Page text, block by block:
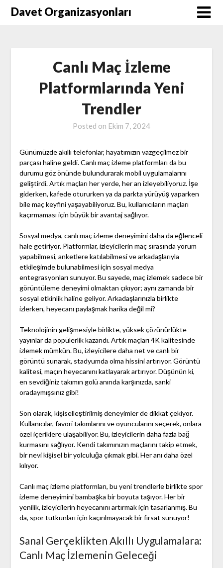
SkipDavet Organizasyonları
Canlı Maç İzleme
Platformlarında Yeni
Trendler
Posted on Ekim 7, 2024
Günümüzde akıllı telefonlar, hayatımızın vazgeçilmez bir
parçası haline geldi. Canlı maç izleme platformları da bu
durumu göz önünde bulundurarak mobil uygulamalarını
geliştirdi. Artık maçları her yerde, her an izleyebiliyoruz. İşe
giderken, kafede otururken ya da parkta yürüyüş yaparken
bile maç keyfini yaşayabiliyoruz. Bu, kullanıcıların maçları
kaçırmaması için büyük bir avantaj sağlıyor.
Sosyal medya, canlı maç izleme deneyimini daha da eğlenceli
hale getiriyor. Platformlar, izleyicilerin maç sırasında yorum
yapabilmesi, anketlere katılabilmesi ve arkadaşlarıyla
etkileşimde bulunabilmesi için sosyal medya
entegrasyonları sunuyor. Bu sayede, maç izlemek sadece bir
görüntüleme deneyimi olmaktan çıkıyor; aynı zamanda bir
sosyal etkinlik haline geliyor. Arkadaşlarınızla birlikte
izlerken, heyecanı paylaşmak harika değil mi?
Teknolojinin gelişmesiyle birlikte, yüksek çözünürlükte
yayınlar da popülerlik kazandı. Artık maçları 4K kalitesinde
izlemek mümkün. Bu, izleyicilere daha net ve canlı bir
görüntü sunarak, stadyumda olma hissini artırıyor. Görüntü
kalitesi, maçın heyecanını katlayarak artırıyor. Düşünün ki,
en sevdiğiniz takımın golü anında karşınızda, sanki
oradaymışsınız gibi!
Son olarak, kişiselleştirilmiş deneyimler de dikkat çekiyor.
Kullanıcılar, favori takımlarını ve oyuncularını seçerek, onlara
özel içeriklere ulaşabiliyor. Bu, izleyicilerin daha fazla bağ
kurmasını sağlıyor. Kendi takımınızın maçlarını takip etmek,
bir nevi kişisel bir yolculuğa çıkmak gibi. Her anı daha özel
kılıyor.
Canlı maç izleme platformları, bu yeni trendlerle birlikte spor
izleme deneyimini bambaşka bir boyuta taşıyor. Her bir
yenilik, izleyicilerin heyecanını artırmak için tasarlanmış. Bu
da, spor tutkunları için kaçırılmayacak bir fırsat sunuyor!
Sanal Gerçeklikten Akıllı Uygulamalara:
Canlı Maç İzlemenin Geleceği